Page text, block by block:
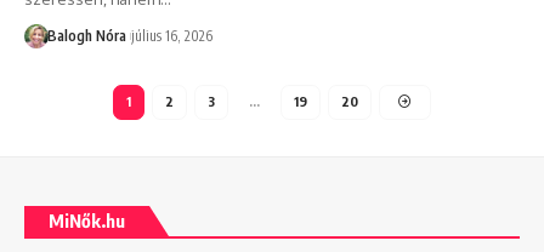
Balogh Nóra július 16, 2026
1 2 3 … 19 20
MiNők.hu